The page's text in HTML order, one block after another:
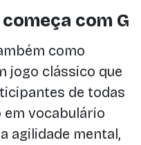
com G
como
jogo clássico que
de todas
em vocabulário
agilidade mental,